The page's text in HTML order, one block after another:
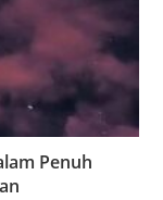
Penuh